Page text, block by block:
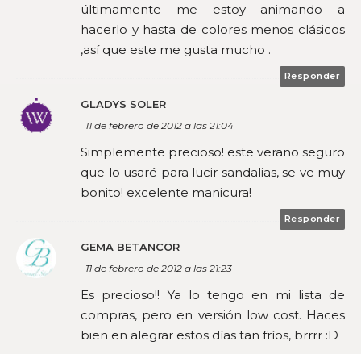
últimamente me estoy animando a
hacerlo y hasta de colores menos clásicos
,así que este me gusta mucho .
Responder
GLADYS SOLER
11 de febrero de 2012 a las 21:04
Simplemente precioso! este verano seguro
que lo usaré para lucir sandalias, se ve muy
bonito! excelente manicura!
Responder
GEMA BETANCOR
11 de febrero de 2012 a las 21:23
Es precioso!! Ya lo tengo en mi lista de
compras, pero en versión low cost. Haces
bien en alegrar estos días tan fríos, brrrr :D